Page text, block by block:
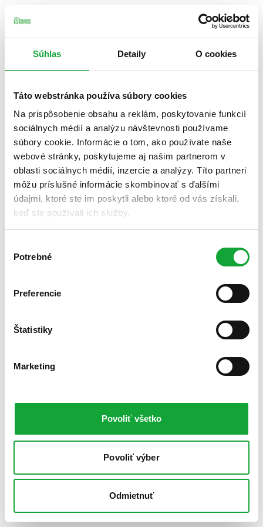
Súhlas Detaily O cookies
Táto webstránka používa súbory cookies
Na prispôsobenie obsahu a reklám, poskytovanie funkcií
sociálnych médií a analýzu návštevnosti používame
súbory cookie. Informácie o tom, ako používate naše
webové stránky, poskytujeme aj našim partnerom v
oblasti sociálnych médií, inzercie a analýzy. Títo partneri
môžu príslušné informácie skombinovať s ďalšími
údajmi, ktoré ste im poskytli alebo ktoré od vás získali,
keď ste používali ich služby.
súhlasu
Potrebné
Preferencie
Štatistiky
Marketing
Povoliť všetko
Povoliť výber
Odmietnuť